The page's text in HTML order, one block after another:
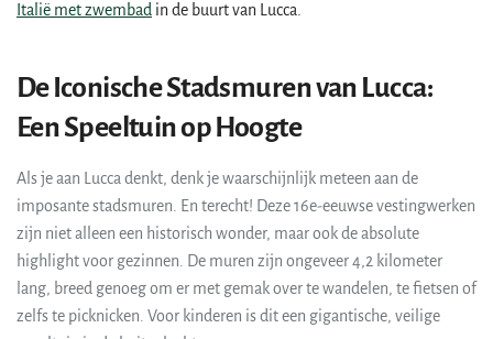
Italië met zwembad in de buurt van Lucca.
De Iconische Stadsmuren van Lucca:
Een Speeltuin op Hoogte
Als je aan Lucca denkt, denk je waarschijnlijk meteen aan de
imposante stadsmuren. En terecht! Deze 16e-eeuwse vestingwerken
zijn niet alleen een historisch wonder, maar ook de absolute
highlight voor gezinnen. De muren zijn ongeveer 4,2 kilometer
lang, breed genoeg om er met gemak over te wandelen, te fietsen of
zelfs te picknicken. Voor kinderen is dit een gigantische, veilige